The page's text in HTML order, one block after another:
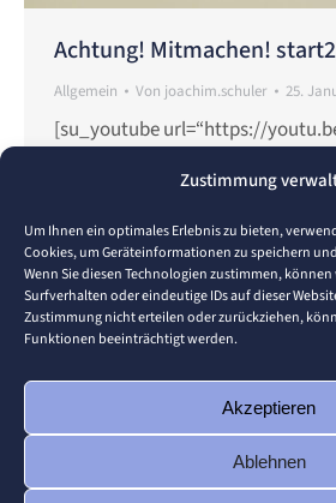
Zustimmung
Um Ihnen ein optimales Erlebnis zu bieten,
Cookies, um Geräteinformationen zu speichern
Wenn Sie diesen Technologien zustimmen,
Surfverhalten oder eindeutige IDs auf dieser
Zustimmung nicht erteilen oder zurückziehen,
Funktionen beeinträchtigt werden.
Akzeptieren
Ablehnen
Achtung! Mitmachen!
Allgemein Von joachim.schuler 25.
[su_youtube url=“https://
bei diesem Gründerwettbewerb
Geschäftsidee? Du arbeitest
einemBusinessplan? Oder der
braucht noch den letzten
begleitet Deinen Weg zum
Unternehmen – und bietet
auf hohe Geld- und Sachpreise
Sonderpreis Technologie. Wenn